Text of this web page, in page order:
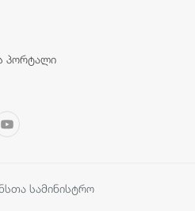
პორტალი
სამინისტრო